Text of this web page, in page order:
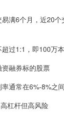
满6个月，近20
过1:1，即100万
融券标的股票
通常在6%-8%之间
杠杆但高风险